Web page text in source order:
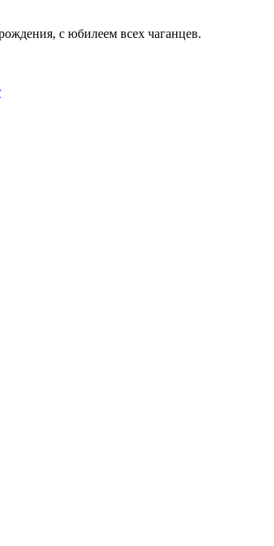
с юбилеем всех чаганцев.